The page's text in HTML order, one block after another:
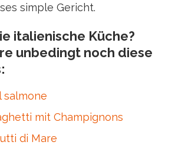
simple Gericht.
italienische Küche?
unbedingt noch diese
salmone
mit Champignons
di Mare